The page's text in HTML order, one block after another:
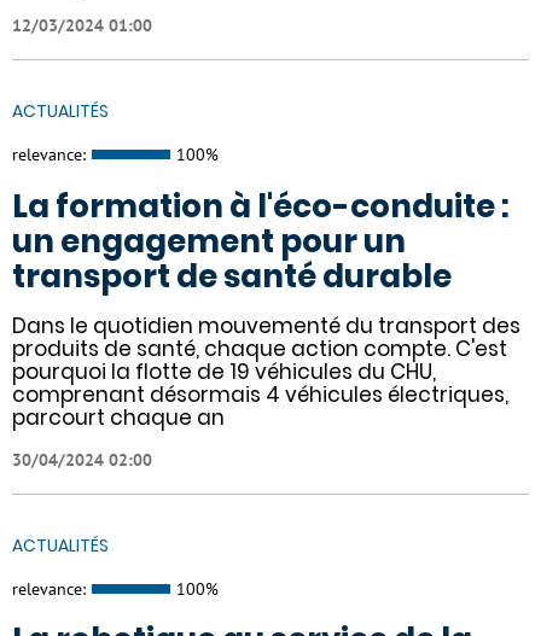
12/03/2024 01:00
ACTUALITÉS
relevance: 100%
La formation à l'éco-conduite :
un engagement pour un
transport de santé durable
Dans le quotidien mouvementé du transport des
produits de santé, chaque action compte. C'est
pourquoi la flotte de 19 véhicules du CHU,
comprenant désormais 4 véhicules électriques,
parcourt chaque an
30/04/2024 02:00
ACTUALITÉS
relevance: 100%